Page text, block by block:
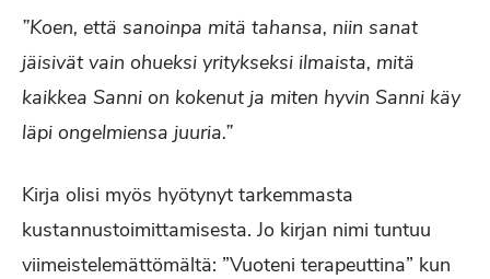
”Koen, että sanoinpa mitä tahansa, niin sanat
jäisivät vain ohueksi yritykseksi ilmaista, mitä
kaikkea Sanni on kokenut ja miten hyvin Sanni käy
läpi ongelmiensa juuria.”
Kirja olisi myös hyötynyt tarkemmasta
kustannustoimittamisesta. Jo kirjan nimi tuntuu
viimeistelemättömältä: ”Vuoteni terapeuttina” kun